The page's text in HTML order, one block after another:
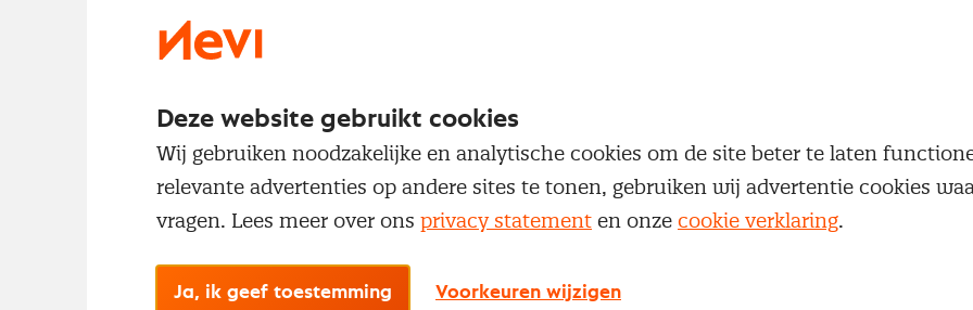
Aviva Solutions probeert met elk ontwerp en implementatie een
tussen de wensen van de klant en de behoeften van de
erkenning voor iedereen die er hard aan gewerkt heeft.
De certificaten krijgen een mooi plekje aan de muur in de House of
Zeist!
Deze website gebruikt cookies
Wij gebruiken noodzakelijke en analytische cookies om de site beter te laten
relevante advertenties op andere sites te tonen, gebruiken wij advertentie cookies
vragen. Lees meer over ons privacy statement en onze cookie verklaring.
Ja, ik geef toestemming Voorkeuren wijzigen